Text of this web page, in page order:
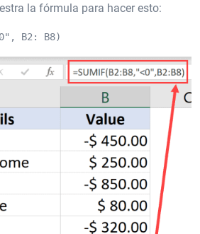
la fórmula para hacer esto:
B2: B8)